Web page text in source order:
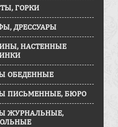
ГОРКИ
ДРЕССУАРЫ
НАСТЕННЫЕ
ОБЕДЕННЫЕ
ПИСЬМЕННЫЕ, БЮРО
ЖУРНАЛЬНЫЕ,